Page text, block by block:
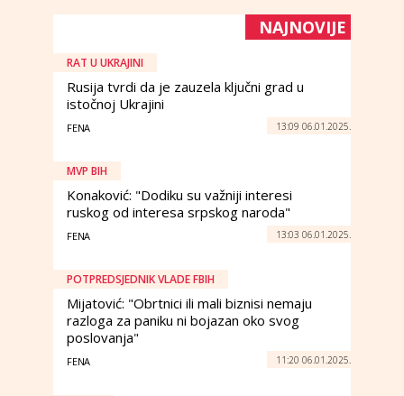
NAJNOVIJE
RAT U UKRAJINI
Rusija tvrdi da je zauzela ključni grad u
istočnoj Ukrajini
FENA 13:09 06.01.2025.
MVP BIH
Konaković: "Dodiku su važniji interesi
ruskog od interesa srpskog naroda"
FENA 13:03 06.01.2025.
POTPREDSJEDNIK VLADE FBIH
Mijatović: "Obrtnici ili mali biznisi nemaju
razloga za paniku ni bojazan oko svog
poslovanja"
FENA 11:20 06.01.2025.